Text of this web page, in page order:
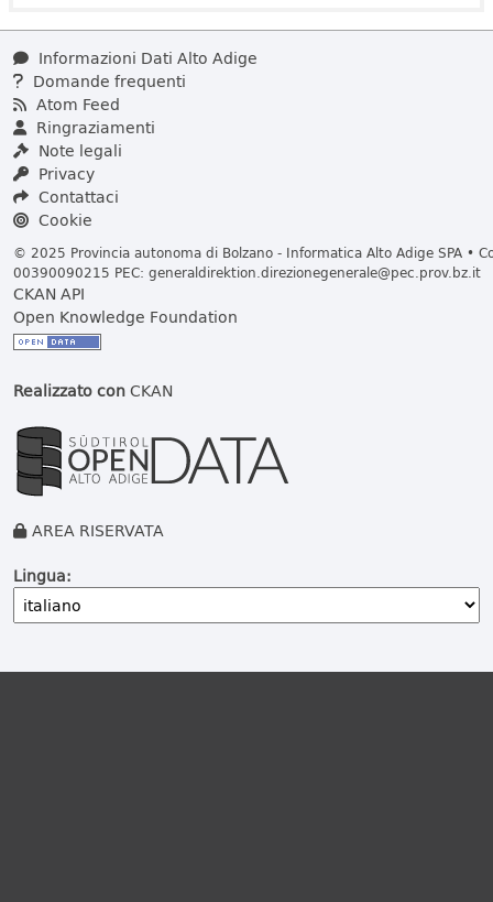
Informazioni Dati Alto Adige
Domande frequenti
Atom Feed
Ringraziamenti
Note legali
Privacy
Contattaci
Cookie
© 2025 Provincia autonoma di Bolzano - Informatica Alto Adige SPA •
00390090215 PEC: generaldirektion.direzionegenerale@pec.prov.bz.it
CKAN API
Open Knowledge Foundation
Realizzato conCKAN
AREA RISERVATA
Lingua